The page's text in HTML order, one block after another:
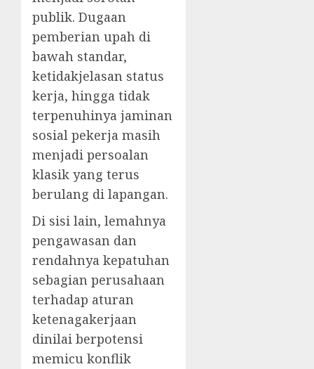
publik. Dugaan
pemberian upah di
bawah standar,
ketidakjelasan status
kerja, hingga tidak
terpenuhinya jaminan
sosial pekerja masih
menjadi persoalan
klasik yang terus
berulang di lapangan.
Di sisi lain, lemahnya
pengawasan dan
rendahnya kepatuhan
sebagian perusahaan
terhadap aturan
ketenagakerjaan
dinilai berpotensi
memicu konflik